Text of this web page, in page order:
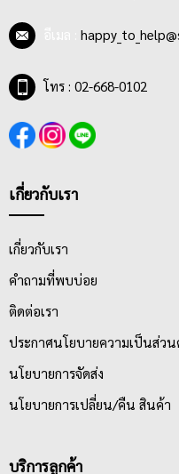
โทร : 02-668-0102
เกี่ยวกับเรา
เกี่ยวกับเรา
คำถามที่พบบ่อย
ติดต่อเรา
ประกาศนโยบายความเป็นส่วน
นโยบายการจัดส่ง
นโยบายการเปลี่ยน/คืน สินค้า
บริการลูกค้า